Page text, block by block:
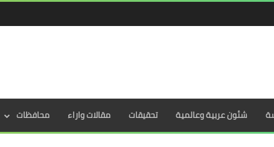
شئون عربية وعالمية تحقيقات مقالات واراء محافظات